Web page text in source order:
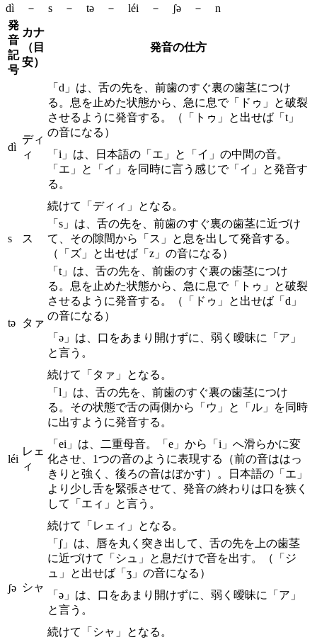
dì － s － tə － léi － ʃə － n
発
音
記
号
カナ
（目
安）
発音の仕方
dì
ディ
ィ
「d」は、舌の先を、前歯のすぐ裏の歯茎につけ
る。息を止めた状態から、急に息で「ドゥ」と破裂
させるように発音する。（「トゥ」と出せば「t」
の音になる）
「i」は、日本語の「エ」と「イ」の中間の音。
「エ」と「イ」を同時に言う感じで「イ」と発音す
る。
続けて「ディィ」となる。
s ス
「s」は、舌の先を、前歯のすぐ裏の歯茎に近づけ
て、その隙間から「ス」と息を出して発音する。
（「ズ」と出せば「z」の音になる）
tə タァ
「t」は、舌の先を、前歯のすぐ裏の歯茎につけ
る。息を止めた状態から、急に息で「トゥ」と破裂
させるように発音する。（「ドゥ」と出せば「d」
の音になる）
「ə」は、口をあまり開けずに、弱く曖昧に「ア」
と言う。
続けて「タァ」となる。
léi
レェ
ィ
「l」は、舌の先を、前歯のすぐ裏の歯茎につけ
る。その状態で舌の両側から「ウ」と「ル」を同時
に出すように発音する。
「ei」は、二重母音。「e」から「i」へ滑らかに変
化させ、1つの音のように表現する（前の音ははっ
きりと強く、後ろの音はぼかす）。日本語の「エ」
より少し舌を緊張させて、発音の終わりは口を狭く
して「エィ」と言う。
続けて「レェィ」となる。
ʃə シャ
「ʃ」は、唇を丸く突き出して、舌の先を上の歯茎
に近づけて「シュ」と息だけで音を出す。（「ジ
ュ」と出せば「ʒ」の音になる）
「ə」は、口をあまり開けずに、弱く曖昧に「ア」
と言う。
続けて「シャ」となる。